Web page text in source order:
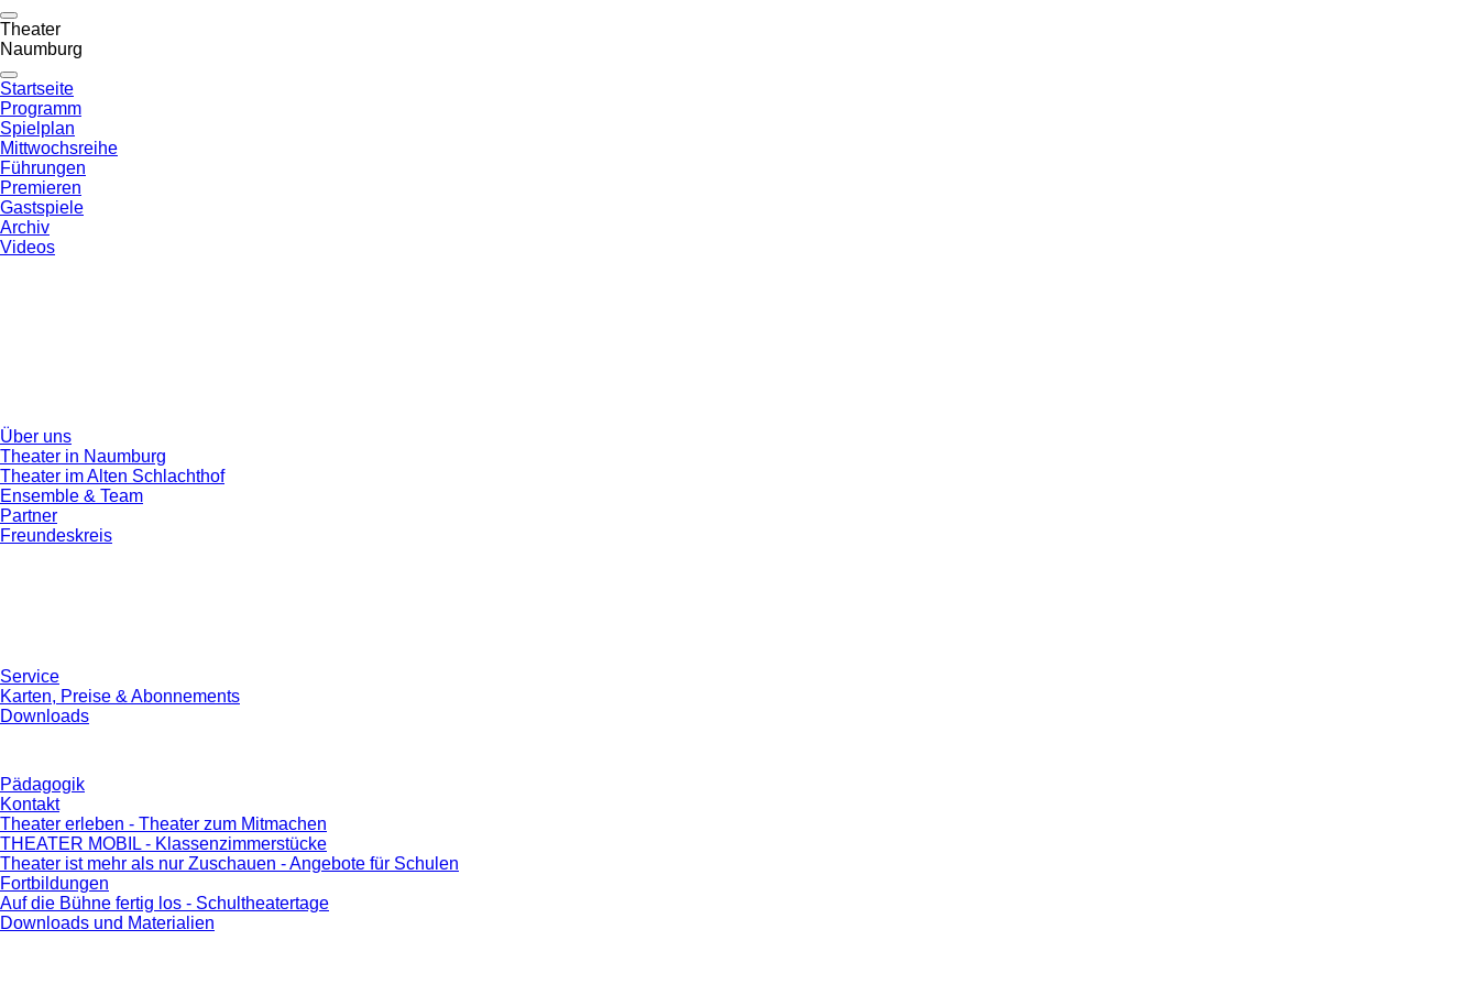
Theater
Naumburg
Startseite
Programm
Spielplan
Mittwochsreihe
Führungen
Premieren
Gastspiele
Archiv
Videos
Über uns
Theater in Naumburg
Theater im Alten Schlachthof
Ensemble & Team
Partner
Freundeskreis
Service
Karten, Preise & Abonnements
Downloads
Pädagogik
Kontakt
Theater erleben - Theater zum Mitmachen
THEATER MOBIL - Klassenzimmerstücke
Theater ist mehr als nur Zuschauen - Angebote für Schulen
Fortbildungen
Auf die Bühne fertig los - Schultheatertage
Downloads und Materialien